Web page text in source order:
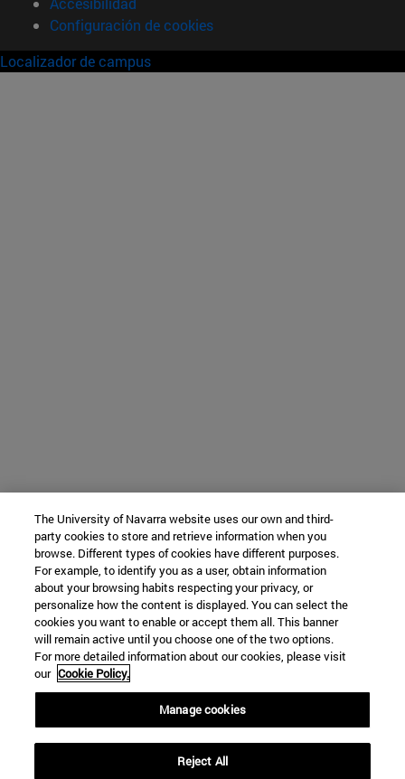
Configuración de cookies
Localizador de campus
The University of Navarra website uses our own and third-
party cookies to store and retrieve information when you
browse. Different types of cookies have different purposes.
For example, to identify you as a user, obtain information
about your browsing habits respecting your privacy, or
personalize how the content is displayed. You can select the
cookies you want to enable or accept them all. This banner
will remain active until you choose one of the two options.
For more detailed information about our cookies, please visit
our Cookie Policy.
Manage cookies
Reject All